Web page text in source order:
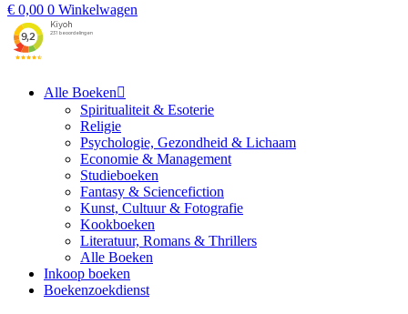
€ 0,00 0 Winkelwagen
Alle Boeken
Spiritualiteit & Esoterie
Religie
Psychologie, Gezondheid & Lichaam
Economie & Management
Studieboeken
Fantasy & Sciencefiction
Kunst, Cultuur & Fotografie
Kookboeken
Literatuur, Romans & Thrillers
Alle Boeken
Inkoop boeken
Boekenzoekdienst